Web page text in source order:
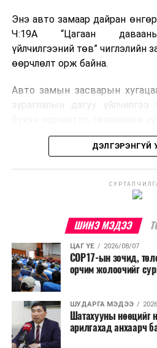
байна. Тухайлбал, Германд
гарсан үнснээс фосфор
ашигладаг бол
боловсруулах
Ийнхүү лаг хатаах,
улсад өргөн ашиглаж байна.
Энэ авто замаар дайран
Ч:19А “Цагаан
үйлчилгээний төв” чиглэлийн
өөрчлөлт орж байна.
Авто замын засварын
зураглалын дагуу
бодлогын газраас мэдээллээ.
ДЭЛГЭРЭНГҮЙ
ШИНЭ МЭДЭЭ
ЦАГ ҮЕ 2026/08/07
COP17-ын зочид,
орчим жолоочийг
ШУДАРГА МЭДЭЭ
Шатахууны нөөцийг
арилгахад анхаарч